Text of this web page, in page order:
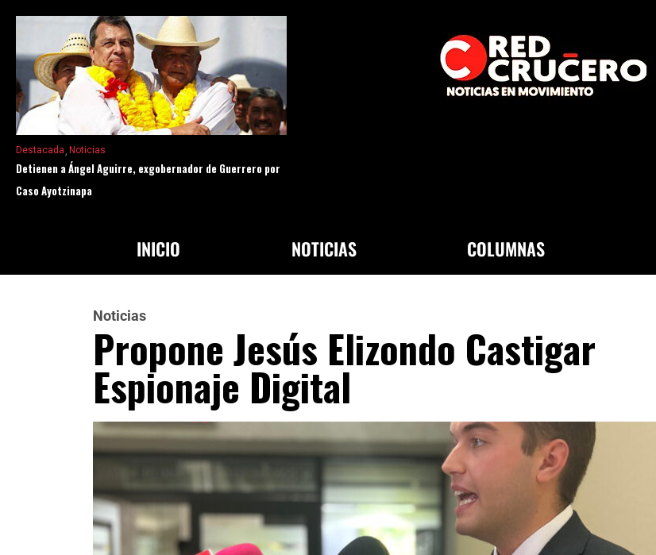
Destacada Noticias
Detienen a Ángel Aguirre, exgobernador de Guerrero por
Caso Ayotzinapa
INICIO NOTICIAS COLUMNAS
Noticias
Propone Jesús Elizondo Castigar
Espionaje Digital